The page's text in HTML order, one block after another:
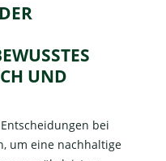
UND
bei
um eine nachhaltige